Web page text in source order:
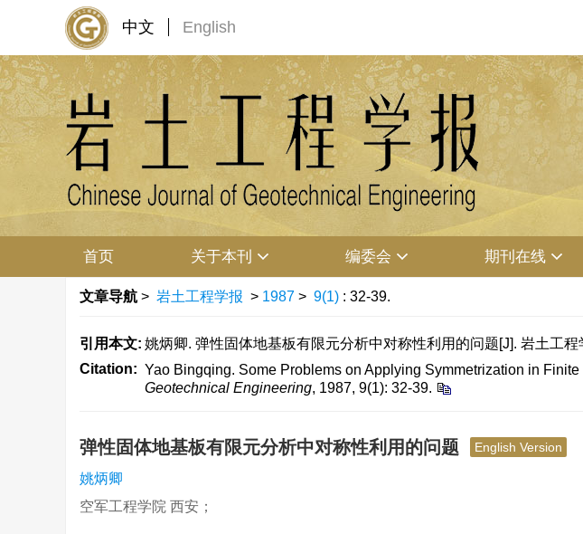
中文 English
首页 关于本刊 编委会 期刊在线
文章导航 > 岩土工程学报 > 1987 > 9(1) : 32-39.
引用本文: 姚炳卿. 弹性固体地基板有限元分析中对称性利用的问题[J]. 岩土工程
Citation: Yao Bingqing. Some Problems on Applying Symmetrization in
Geotechnical Engineering, 1987, 9(1): 32-39.
弹性固体地基板有限元分析中对称性利用的问题 English Version
姚炳卿
空军工程学院 西安；